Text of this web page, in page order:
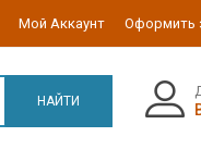
Мой Аккаунт Оформить
НАЙТИ